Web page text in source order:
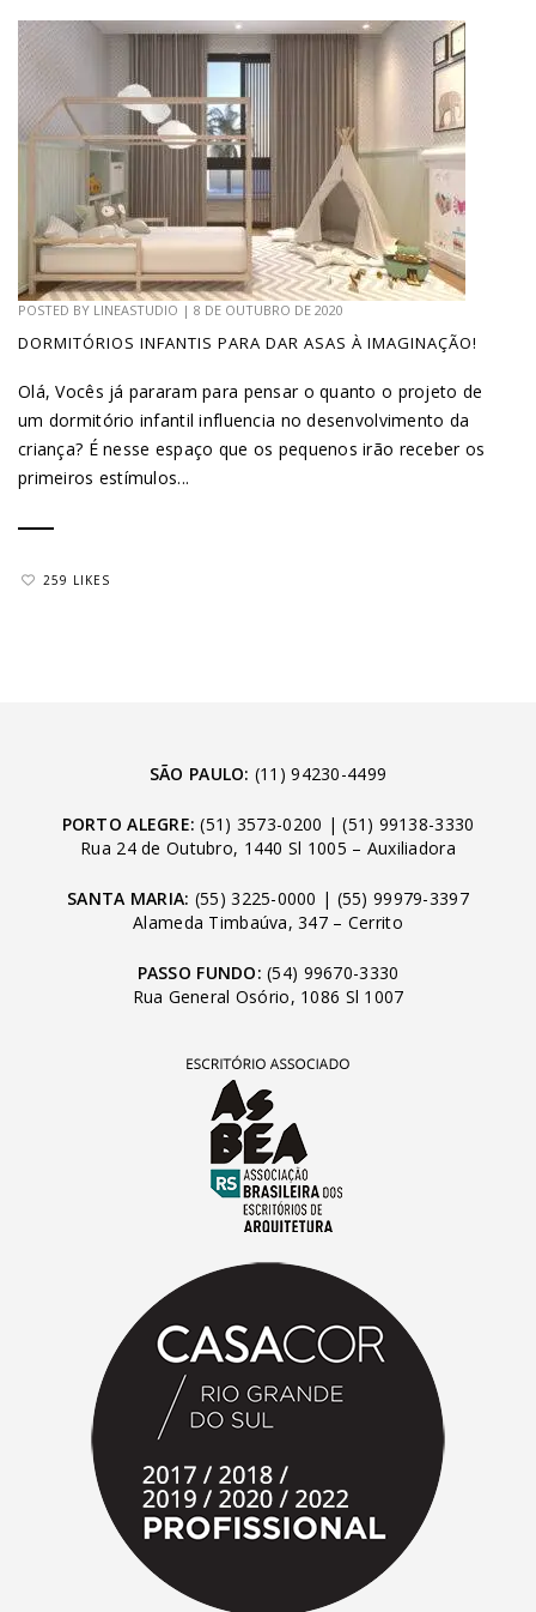
POSTED BY LINEASTUDIO | 8 DE OUTUBRO DE 2020
DORMITÓRIOS INFANTIS PARA DAR ASAS À IMAGINAÇÃO!
Olá, Vocês já pararam para pensar o quanto o projeto de
um dormitório infantil influencia no desenvolvimento da
criança? É nesse espaço que os pequenos irão receber os
primeiros estímulos...
259 LIKES
SÃO PAULO: (11) 94230-4499
PORTO ALEGRE: (51) 3573-0200 |(51) 99138-3330
Rua 24 de Outubro, 1440 Sl 1005 – Auxiliadora
SANTA MARIA: (55) 3225-0000 | (55) 99979-3397
Alameda Timbaúva, 347 – Cerrito
PASSO FUNDO: (54) 99670-3330
Rua General Osório, 1086 Sl 1007